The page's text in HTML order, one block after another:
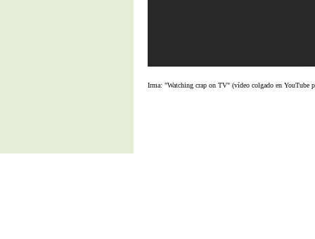
Irma: "Watching crap on TV" (vídeo colgado en YouTube